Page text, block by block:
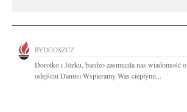
BYDGOSZCZ
Dorotko i Józku, bardzo zasmuciła nas wiadomość o
odejściu Danusi Wspieramy Was ciepłymi...